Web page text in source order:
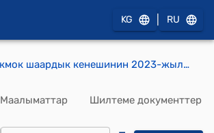
KG RU
Токмок шаардык кенешинин 2023-жылдын 18-декабрындагы № 170/30-5 "Токмок шаардык кеңешинин 2023-жылдын 25-январындагы №112/21-5 "Токмок шаарынын 2023-жылга бюджети жана 2024-2025-жылдарга болжолу жөнүндө" токтомуна өзгөртүүлөрдү киргизүү жана бюджеттик ассигнованиелерди жылдырууга макулдук берүү жөнүндө" токтому
Маалыматтар Шилтеме документтер